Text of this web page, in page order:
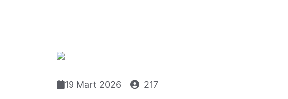
19 Mart 2026 217